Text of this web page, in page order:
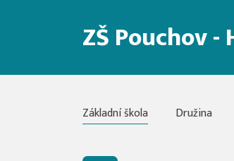
ZŠ Pouchov
Základní škola Družina